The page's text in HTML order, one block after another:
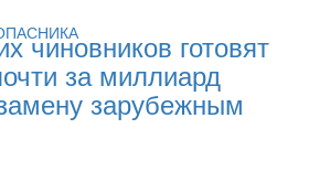
чиновников готовят
за миллиард
зарубежным